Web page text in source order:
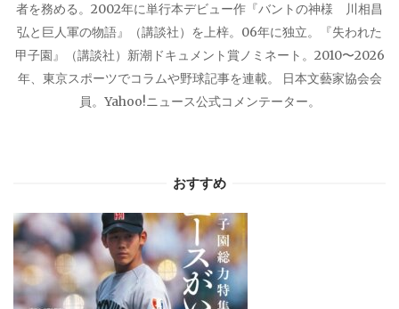
者を務める。2002年に単行本デビュー作『バントの神様 川相昌
弘と巨人軍の物語』（講談社）を上梓。06年に独立。『失われた
甲子園』（講談社）新潮ドキュメント賞ノミネート。2010〜2026
年、東京スポーツでコラムや野球記事を連載。 日本文藝家協会会
員。Yahoo!ニュース公式コメンテーター。
おすすめ